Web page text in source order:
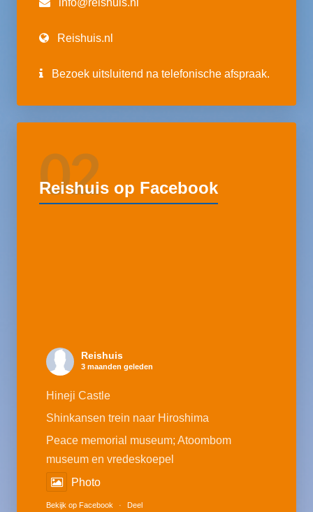
info@reishuis.nl
Reishuis.nl
Bezoek uitsluitend na telefonische afspraak.
02
Reishuis op Facebook
Reishuis
3 maanden geleden
Hineji Castle
Shinkansen trein naar Hiroshima
Peace memorial museum; Atoombom
museum en vredeskoepel
Photo
Bekijk op Facebook · Deel